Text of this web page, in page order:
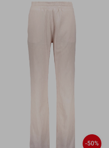
-50%